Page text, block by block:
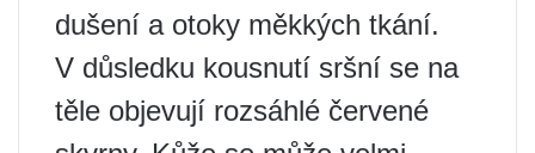
dušení a otoky měkkých tkání.
V důsledku kousnutí sršní se na
těle objevují rozsáhlé červené